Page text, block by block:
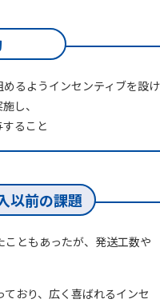
るようインセンティブを設け
し、
ること
以前の課題
ともあったが、発送工数や
おり、広く喜ばれるインセ